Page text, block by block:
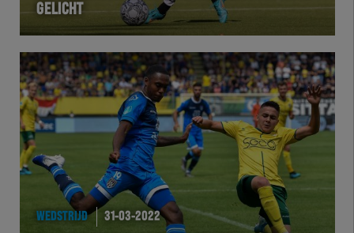
HERTEL
Natuurgras
Wedstrijd
Heracles
GELICHT
WEDSTRIJD 31-03-2022